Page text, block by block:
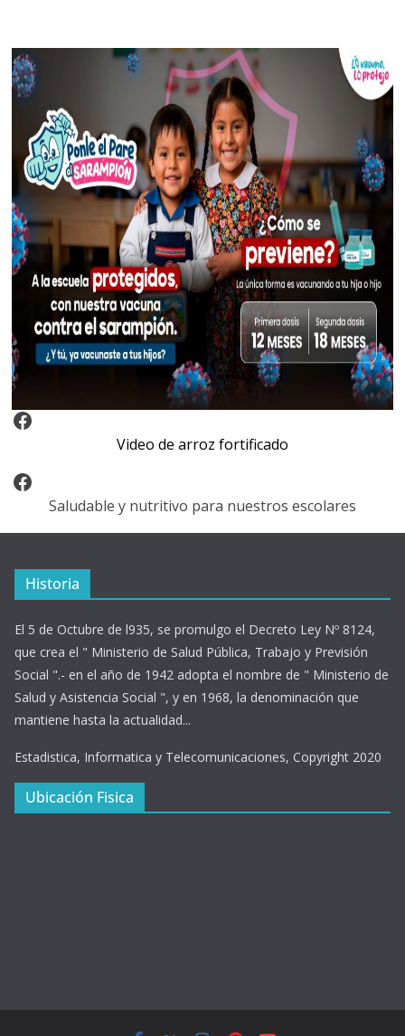
Video Arroz Fortificado
Video de arroz fortificado
Facebook
Saludable y nutritivo para nuestros escolares
Historia
El 5 de Octubre de l935, se promulgo el Decreto Ley Nº 8124,
que crea el " Ministerio de Salud Pública, Trabajo y Previsión
Social ".- en el año de 1942 adopta el nombre de " Ministerio de
Salud y Asistencia Social ", y en 1968, la denominación que
mantiene hasta la actualidad...
Estadistica, Informatica y Telecomunicaciones, Copyright 2020
Ubicación Fisica